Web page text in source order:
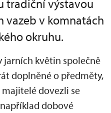
tradiční výstavou
vazeb v komnatách
okruhu.
jarních květin společně
doplněné o předměty,
dovezli se
dobové